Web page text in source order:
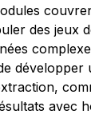
des jeux
avec